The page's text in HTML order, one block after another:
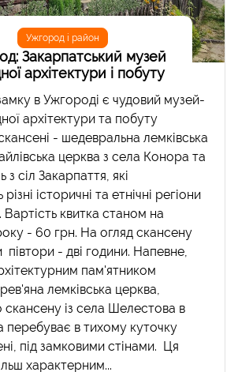
Ужгород і район
Закарпатський музей
архітектури і побуту
в Ужгороді є чудовий музей-
архітектури та побуту
- шедевральна лемківська
церква з села Конора та
з сіл Закарпаття, які
історичні та етнічні регіони
Вартість квитка станом на
- 60 грн. На огляд скансену
півтори - дві години. Напевне,
пам'ятником
лемківська церква,
із села Шелестова в
перебуває в тихому куточку
під замковими стінами. Ця
характерним...